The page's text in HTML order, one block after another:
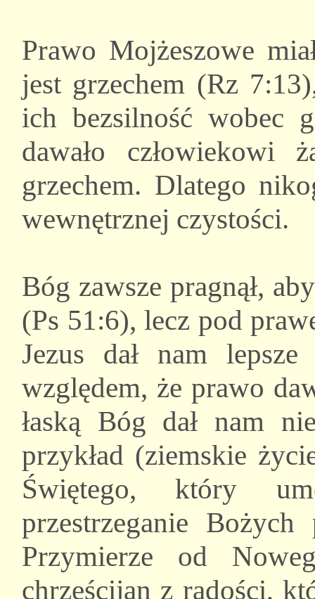
Prawo Mojżeszowe
jest grzechem (Rz
ich bezsilność wobec
dawało człowiekowi
grzechem. Dlatego
wewnętrznej czystości.
Bóg zawsze pragnął,
(Ps 51:6), lecz pod
Jezus dał nam
względem, że prawo
łaską Bóg dał nam
przykład (ziemskie
Świętego, który
przestrzeganie
Przymierze od
chrześcijan z radości,